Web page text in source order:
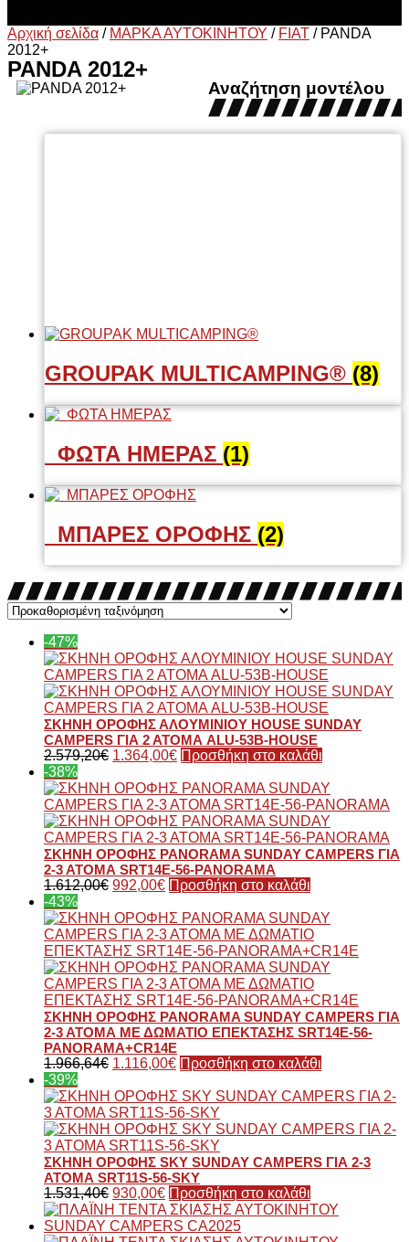
Αρχική σελίδα / ΜΑΡΚΑ ΑΥΤΟΚΙΝΗΤΟΥ / FIAT / PANDA
2012+
PANDA 2012+
Αναζήτηση μοντέλου
GROUPAK MULTICAMPING® (8)
ΦΩΤΑ ΗΜΕΡΑΣ (1)
ΜΠΑΡΕΣ ΟΡΟΦΗΣ (2)
-47%
ΣΚΗΝΗ ΟΡΟΦΗΣ ΑΛΟΥΜΙΝΙΟΥ HOUSE SUNDAY
CAMPERS ΓΙΑ 2 ΑΤΟΜΑ ALU-53B-HOUSE
2.579,20€ 1.364,00€ Προσθήκη στο καλάθι
-38%
ΣΚΗΝΗ ΟΡΟΦΗΣ PANORAMA SUNDAY CAMPERS ΓΙΑ
2-3 ΑΤΟΜΑ SRT14E-56-PANORAMA
1.612,00€ 992,00€ Προσθήκη στο καλάθι
-43%
ΣΚΗΝΗ ΟΡΟΦΗΣ PANORAMA SUNDAY CAMPERS ΓΙΑ
2-3 ΑΤΟΜΑ ΜΕ ΔΩΜΑΤΙΟ ΕΠΕΚΤΑΣΗΣ SRT14E-56-
PANORAMA+CR14E
1.966,64€ 1.116,00€ Προσθήκη στο καλάθι
-39%
ΣΚΗΝΗ ΟΡΟΦΗΣ SKY SUNDAY CAMPERS ΓΙΑ 2-3
ΑΤΟΜΑ SRT11S-56-SKY
1.531,40€ 930,00€ Προσθήκη στο καλάθι